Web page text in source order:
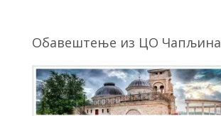
Обавештење из ЦО Чапљина